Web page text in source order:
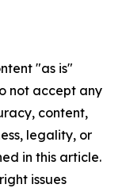
"as is"
not accept any
content,
legality, or
in this article.
issues